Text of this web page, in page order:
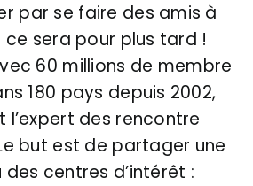
par se faire des amis à
ce sera pour plus tard !
60 millions de membre
180 pays depuis 2002,
l’expert des rencontre
but est de partager une
centres d’intérêt :